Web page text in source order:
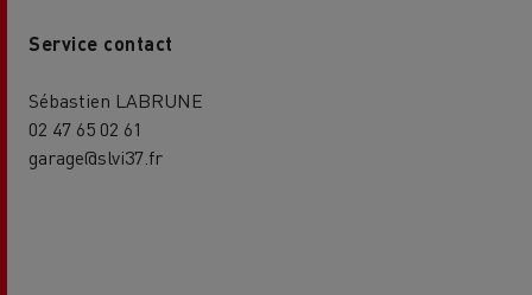
Service contact
Sébastien LABRUNE
02 47 65 02 61
garage@slvi37.fr